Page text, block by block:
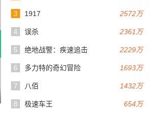
2572万
3 1917
2361万
4 误杀
2229万
5 绝地战警：疾速追击
1693万
6 多力特的奇幻冒险
1432万
7 八佰
654万
8 极速车王